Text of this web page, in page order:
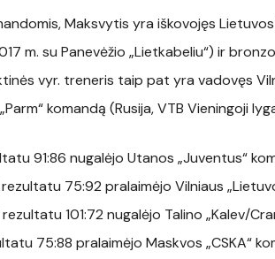
Maksvytis yra iškovojęs
m. su Panevėžio „Lietkabeliu“) ir
vyr. treneris taip pat yra vadovęs
komandą (Rusija, VTB Vieningoji
91:86 nugalėjo Utanos „Juventus“
75:92 pralaimėjo Vilniaus
101:72 nugalėjo Talino „Kalev/
75:88 pralaimėjo Maskvos „CSKA“